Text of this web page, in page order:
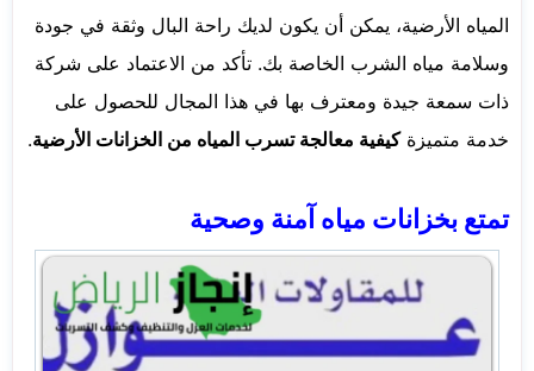
المياه الأرضية، يمكن أن يكون لديك راحة البال وثقة في جودة
وسلامة مياه الشرب الخاصة بك. تأكد من الاعتماد على شركة
ذات سمعة جيدة ومعترف بها في هذا المجال للحصول على
خدمة متميزةكيفية معالجة تسرب المياه من الخزانات الأرضية.
تمتع بخزانات مياه آمنة وصحية